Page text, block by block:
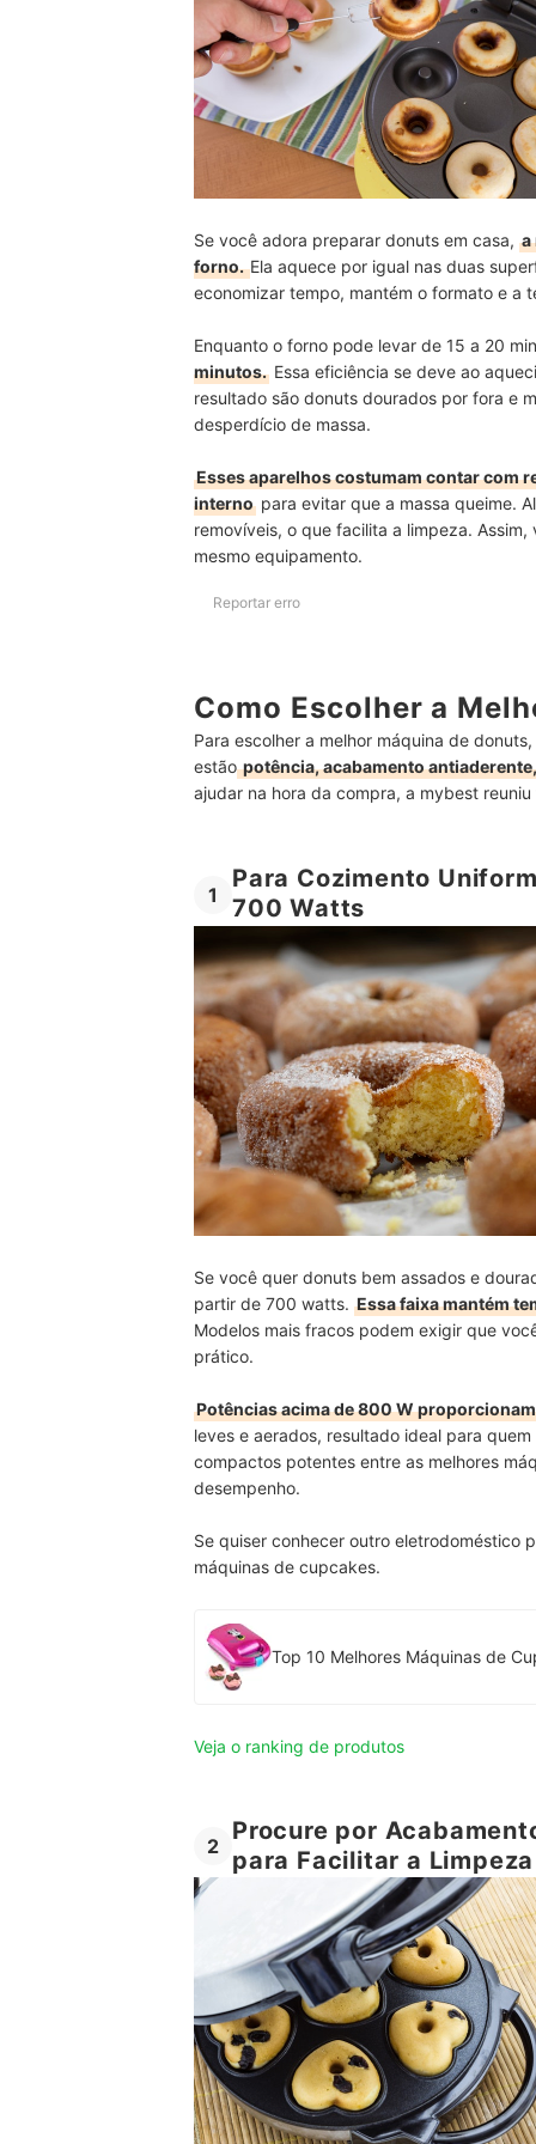
Que Tal um Misto Quente ou Crepe? Veja os
Se você adora preparar donuts em casa, a
forno.Ela aquece por igual nas duas
economizar tempo, mantém o formato e a
Enquanto o forno pode levar de 15 a 20
minutos. Essa eficiência se deve ao
resultado são donuts dourados por fora e
desperdício de massa.
Esses aparelhos costumam contar com
interno para evitar que a massa queime.
removíveis, o que facilita a limpeza.
mesmo equipamento.
Reportar erro
Como Escolher a
Para escolher a melhor máquina de
estãopotência, acabamento
ajudar na hora da compra, a mybest
1
Para Cozimento
700 Watts
Se você quer donuts bem assados e
partir de 700 watts. Essa faixa mantém
Modelos mais fracos podem exigir que
prático.
Potências acima de 800 W
leves e aerados, resultado ideal para
compactos potentes entre as melhores
desempenho.
Se quiser conhecer outro eletrodoméstico
máquinas de cupcakes.
Top 10 Melhores Máquinas de
Veja o ranking de produtos
2
Procure por
para Facilitar a Limpeza